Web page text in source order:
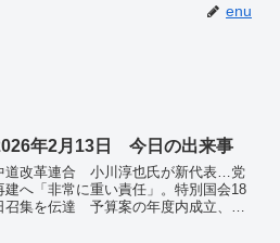
enu
年2月13日 今日の出来事
道改革連合 小川淳也氏が新代表…党
建へ「非常に重い責任」。特別国会18
召集を伝達 予算案の年度内成立、高